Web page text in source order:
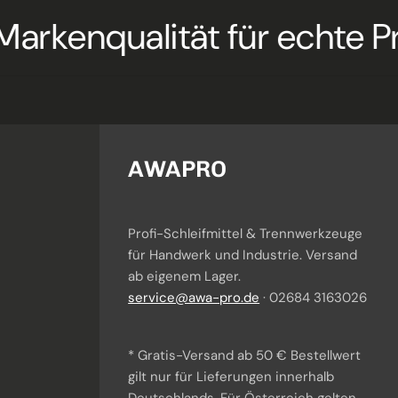
für echte Profis
AWAPRO
Profi-Schleifmittel & Trennwerkzeuge
für Handwerk und Industrie. Versand
ab eigenem Lager.
service@awa-pro.de · 02684 3163026
* Gratis-Versand ab 50 € Bestellwert
gilt nur für Lieferungen innerhalb
· KI-Berater
Ich helfe dir bei Produktauswahl & Anwendung.